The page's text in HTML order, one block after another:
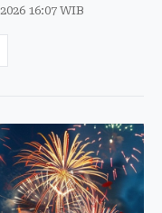
16:07 WIB